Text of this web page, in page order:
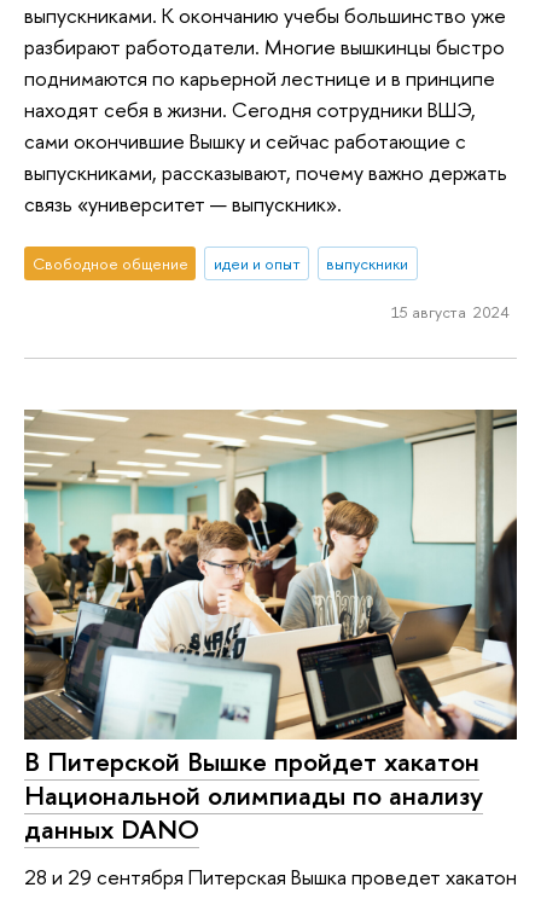
выпускниками. К окончанию учебы большинство уже
разбирают работодатели. Многие вышкинцы быстро
поднимаются по карьерной лестнице и в принципе
находят себя в жизни. Сегодня сотрудники ВШЭ,
сами окончившие Вышку и сейчас работающие с
выпускниками, рассказывают, почему важно держать
связь «университет — выпускник».
Свободное общение идеи и опыт выпускники
15 августа 2024
В Питерской Вышке пройдет хакатон
Национальной олимпиады по анализу
данных DANO
28 и 29 сентября Питерская Вышка проведет хакатон